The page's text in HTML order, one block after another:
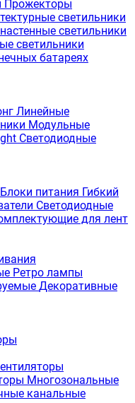
Прожекторы
светильники
светильники
светильники
батареях
Линейные
Модульные
Светодиодные
Блоки питания Гибкий
Светодиодные
для лент
Ретро лампы
Декоративные
Многозональные
канальные